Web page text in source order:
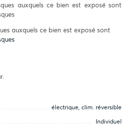
auxquels ce bien est exposé sont
auxquels ce bien est exposé sont
électrique, clim. réversible
Individuel